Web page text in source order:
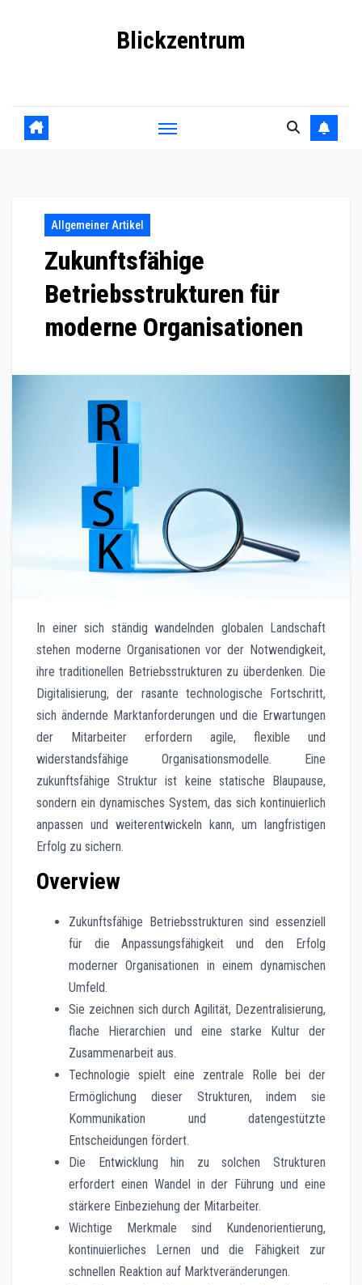
Blickzentrum
Allgemeiner Artikel
Zukunftsfähige
Betriebsstrukturen für
moderne Organisationen
In einer sich ständig wandelnden globalen Landschaft
stehen moderne Organisationen vor der Notwendigkeit,
ihre traditionellen Betriebsstrukturen zu überdenken. Die
Digitalisierung, der rasante technologische Fortschritt,
sich ändernde Marktanforderungen und die Erwartungen
der Mitarbeiter erfordern agile, flexible und
widerstandsfähige Organisationsmodelle. Eine
zukunftsfähige Struktur ist keine statische Blaupause,
sondern ein dynamisches System, das sich kontinuierlich
anpassen und weiterentwickeln kann, um langfristigen
Erfolg zu sichern.
Overview
Zukunftsfähige Betriebsstrukturen sind essenziell
für die Anpassungsfähigkeit und den Erfolg
moderner Organisationen in einem dynamischen
Umfeld.
Sie zeichnen sich durch Agilität, Dezentralisierung,
flache Hierarchien und eine starke Kultur der
Zusammenarbeit aus.
Technologie spielt eine zentrale Rolle bei der
Ermöglichung dieser Strukturen, indem sie
Kommunikation und datengestützte
Entscheidungen fördert.
Die Entwicklung hin zu solchen Strukturen
erfordert einen Wandel in der Führung und eine
stärkere Einbeziehung der Mitarbeiter.
Wichtige Merkmale sind Kundenorientierung,
kontinuierliches Lernen und die Fähigkeit zur
schnellen Reaktion auf Marktveränderungen.